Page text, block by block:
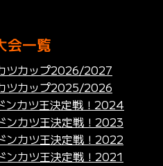
会一覧
ツカップ2026/2027
ツカップ2025/2026
ンカツ王決定戦！2024
ンカツ王決定戦！2023
ンカツ王決定戦！2022
ンカツ王決定戦！2021